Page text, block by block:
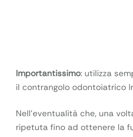
Importantissimo: utilizza
il contrangolo odontoiatrico
Nell’eventualità che, una
ripetuta fino ad ottenere la